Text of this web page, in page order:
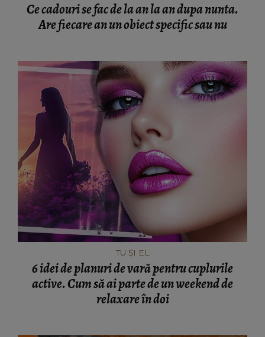
Ce cadouri se fac de la an la an dupa nunta.
Are fiecare an un obiect specific sau nu
TU ȘI EL
6 idei de planuri de vară pentru cuplurile
active. Cum să ai parte de un weekend de
relaxare în doi